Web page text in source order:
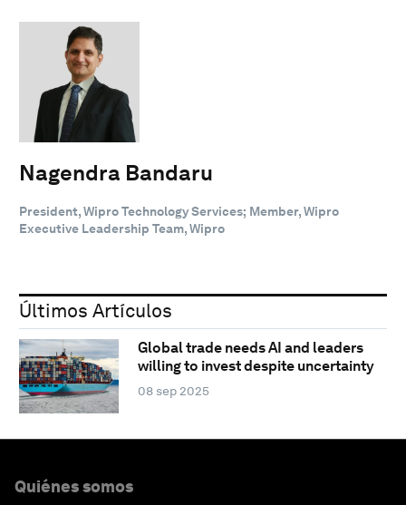
Nagendra Bandaru
President, Wipro Technology Services; Member, Wipro
Executive Leadership Team, Wipro
Últimos Artículos
Global trade needs AI and leaders
willing to invest despite uncertainty
08 sep 2025
Quiénes somos